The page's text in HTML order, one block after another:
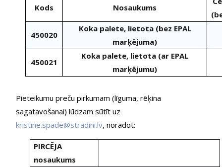
Kods Nosaukums
450020
Koka palete, lietota (bez EPAL
marķējuma)
450021
Koka palete, lietota (ar EPAL
marķējumu)
Pieteikumu preču pirkumam (līguma, rēķina
sagatavošanai) lūdzam sūtīt uz
kristine.spade@stradini.lv, norādot:
PIRCĒJA
nosaukums